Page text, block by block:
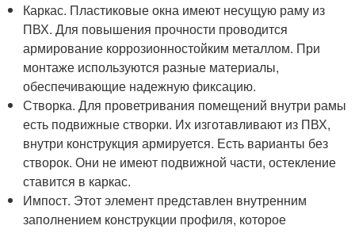
Каркас. Пластиковые окна имеют несущую раму из
ПВХ. Для повышения прочности проводится
армирование коррозионностойким металлом. При
монтаже используются разные материалы,
обеспечивающие надежную фиксацию.
Створка. Для проветривания помещений внутри рамы
есть подвижные створки. Их изготавливают из ПВХ,
внутри конструкция армируется. Есть варианты без
створок. Они не имеют подвижной части, остекление
ставится в каркас.
Импост. Этот элемент представлен внутренним
заполнением конструкции профиля, которое